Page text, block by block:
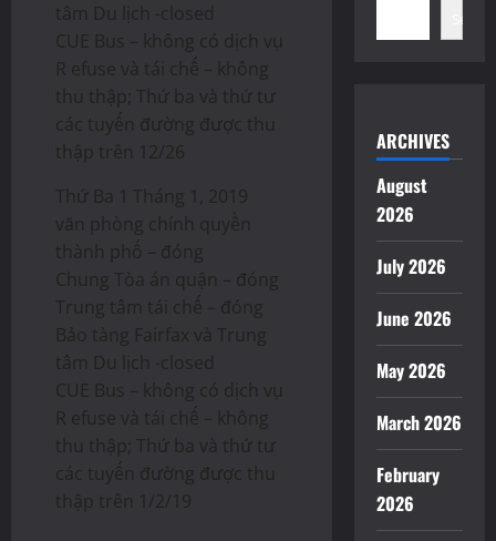
tâm Du lịch -closed
CUE Bus – không có dịch vụ
R efuse và tái chế – không
thu thập; Thứ ba và thứ tư
các tuyến đường được thu
thập trên 12/26
Thứ Ba 1 Tháng 1, 2019
văn phòng chính quyền
thành phố – đóng
Chung Tòa án quận – đóng
Trung tâm tái chế – đóng
Bảo tàng Fairfax và Trung
tâm Du lịch -closed
CUE Bus – không có dịch vụ
R efuse và tái chế – không
thu thập; Thứ ba và thứ tư
các tuyến đường được thu
thập trên 1/2/19
Search
ARCHIVES
August
2026
July 2026
June 2026
May 2026
March 2026
February
2026